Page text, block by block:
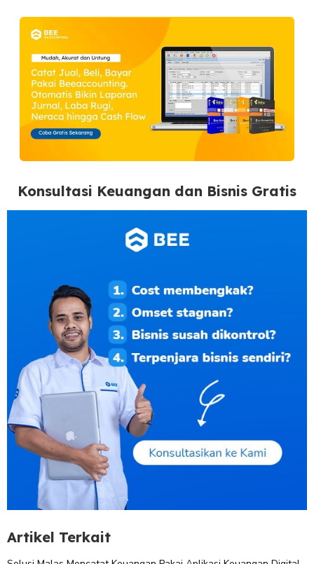
Konsultasi Keuangan dan Bisnis Gratis
Artikel Terkait